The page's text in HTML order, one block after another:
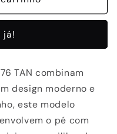
já!
TAN combinam
design moderno e
este modelo
o pé com